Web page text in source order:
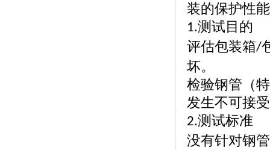
装的保护性
1.测试目的
评估包装箱/
坏。
检验钢管（
发生不可接
2.测试标准
没有针对钢